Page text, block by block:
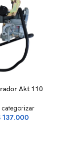
Akt 110
categorizar
137.000